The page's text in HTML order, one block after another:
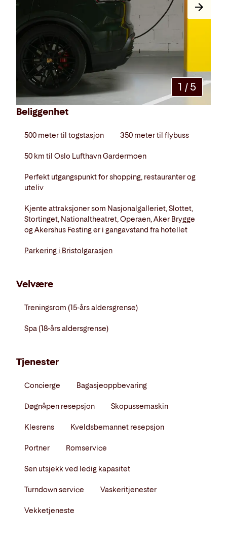
1 / 5
Beliggenhet
500 meter til togstasjon 350 meter til flybuss
50 km til Oslo Lufthavn Gardermoen
Perfekt utgangspunkt for shopping, restauranter og
uteliv
Kjente attraksjoner som Nasjonalgalleriet, Slottet,
Stortinget, Nationaltheatret, Operaen, Aker Brygge
og Akershus Festing er i gangavstand fra hotellet
Parkering i Bristolgarasjen
Velvære
Treningsrom (15-års aldersgrense)
Spa (18-års aldersgrense)
Tjenester
Concierge Bagasjeoppbevaring
Døgnåpen resepsjon Skopussemaskin
Klesrens Kveldsbemannet resepsjon
Portner Romservice
Sen utsjekk ved ledig kapasitet
Turndown service Vaskeritjenester
Vekketjeneste